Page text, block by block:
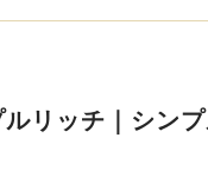
ルリッチ｜シン